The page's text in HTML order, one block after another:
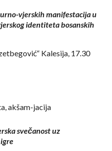
vjerskih manifestacija u
identiteta bosanskih
Kalesija, 17.30
akšam-jacija
svečanost uz